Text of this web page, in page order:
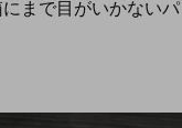
まで目がいかない